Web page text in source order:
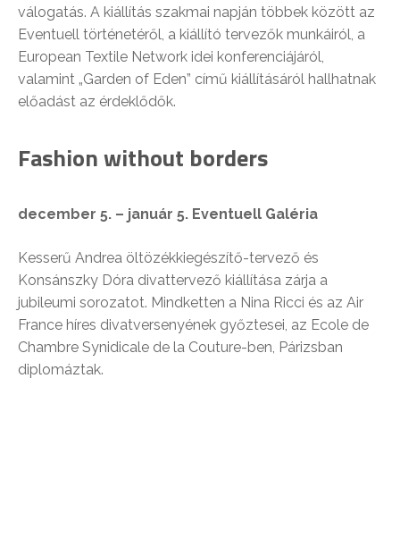
válogatás. A kiállítás szakmai napján többek között az
Eventuell történetéről, a kiállító tervezők munkáiról, a
European Textile Network idei konferenciájáról,
valamint „Garden of Eden” című kiállításáról hallhatnak
előadást az érdeklődők.
Fashion without borders
december 5. – január 5. Eventuell Galéria
Kesserű Andrea öltözékkiegészítő-tervező és
Konsánszky Dóra divattervező kiállítása zárja a
jubileumi sorozatot. Mindketten a Nina Ricci és az Air
France híres divatversenyének győztesei, az Ecole de
Chambre Synidicale de la Couture-ben, Párizsban
diplomáztak.